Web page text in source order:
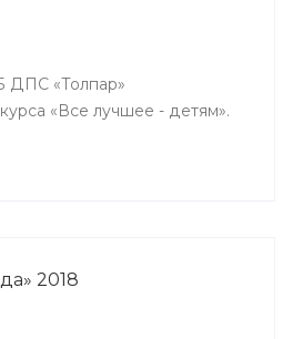
ДПС «Толпар»
«Все лучшее - детям».
2018